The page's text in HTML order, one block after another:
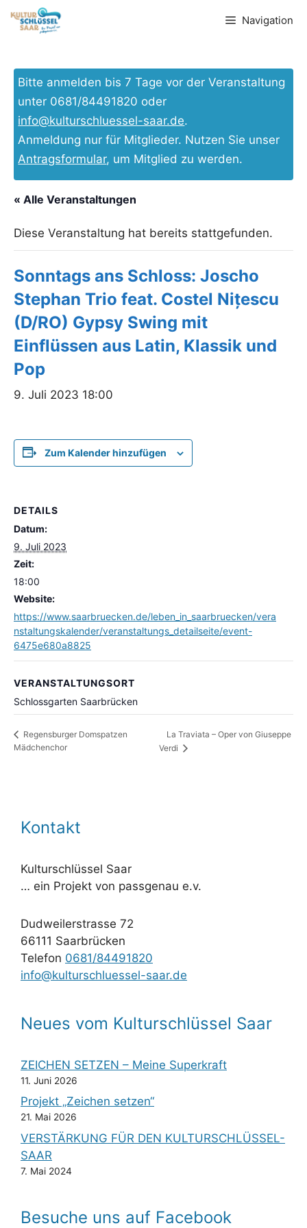
Inhalt
Navigation
Bitte anmelden bis 7 Tage vor der Veranstaltung
unter 0681/84491820 oder
info@kulturschluessel-saar.de.
Anmeldung nur für Mitglieder. Nutzen Sie unser
Antragsformular, um Mitglied zu werden.
« Alle Veranstaltungen
Diese Veranstaltung hat bereits stattgefunden.
Sonntags ans Schloss: Joscho
Stephan Trio feat. Costel Nițescu
(D/RO) Gypsy Swing mit
Einflüssen aus Latin, Klassik und
Pop
9. Juli 2023 18:00
Zum Kalender hinzufügen
DETAILS
Datum:
9. Juli 2023
Zeit:
18:00
Website:
https://www.saarbruecken.de/leben_in_saarbruecken/vera
nstaltungskalender/veranstaltungs_detailseite/event-
6475e680a8825
VERANSTALTUNGSORT
Schlossgarten Saarbrücken
Regensburger Domspatzen
Mädchenchor
La Traviata – Oper von Giuseppe
Verdi
Kontakt
Kulturschlüssel Saar
… ein Projekt von passgenau e.v.
Dudweilerstrasse 72
66111 Saarbrücken
Telefon 0681/84491820
info@kulturschluessel-saar.de
Neues vom Kulturschlüssel Saar
ZEICHEN SETZEN – Meine Superkraft
11. Juni 2026
Projekt „Zeichen setzen“
21. Mai 2026
VERSTÄRKUNG FÜR DEN KULTURSCHLÜSSEL-
SAAR
7. Mai 2024
Besuche uns auf Facebook